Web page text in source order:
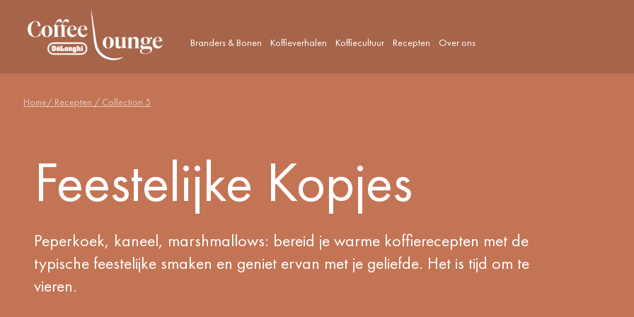
Branders & Bonen Koffieverhalen Koffiecultuur Recepten Over ons
Home/ Recepten / Collection 5
Feestelijke Kopjes
Peperkoek, kaneel, marshmallows: bereid je warme koffierecepten met de
typische feestelijke smaken en geniet ervan met je geliefde. Het is tijd om te
vieren.